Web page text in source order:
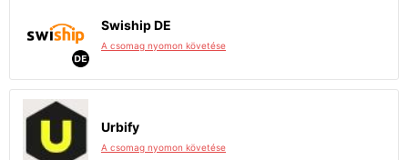
Swiship DE
A csomag nyomon követése
Urbify
A csomag nyomon követése